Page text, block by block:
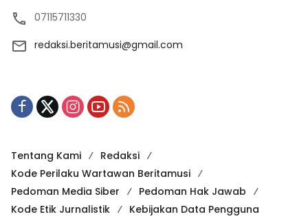
07115711330
redaksi.beritamusi@gmail.com
Tentang Kami
Redaksi
Kode Perilaku Wartawan Beritamusi
Pedoman Media Siber
Pedoman Hak Jawab
Kode Etik Jurnalistik
Kebijakan Data Pengguna